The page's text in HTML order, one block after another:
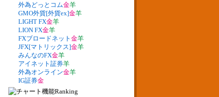
外為どっとコム金羊
GMO外貨[外貨ex]金羊
LIGHT FX金羊
LION FX金羊
FXブロードネット 金羊
JFX[マトリックス]金羊
みんなのFX金羊
アイネット証券羊
外為オンライン金羊
IG証券金